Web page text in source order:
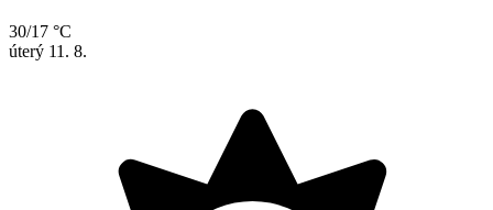
30/17 °C
úterý 11. 8.